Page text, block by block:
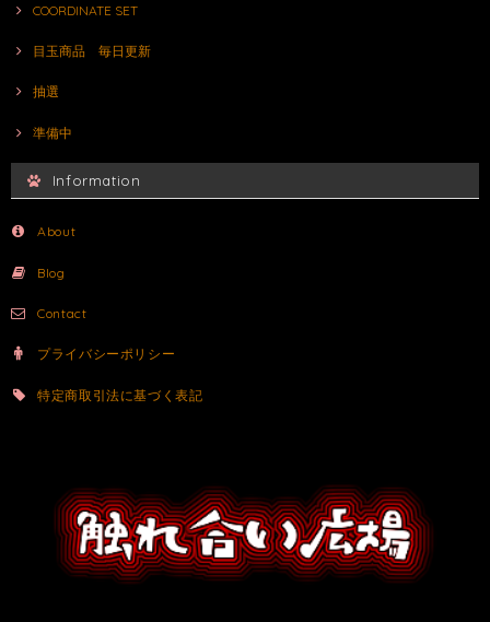
COORDINATE SET
目玉商品 毎日更新
抽選
準備中
Information
About
Blog
Contact
プライバシーポリシー
特定商取引法に基づく表記